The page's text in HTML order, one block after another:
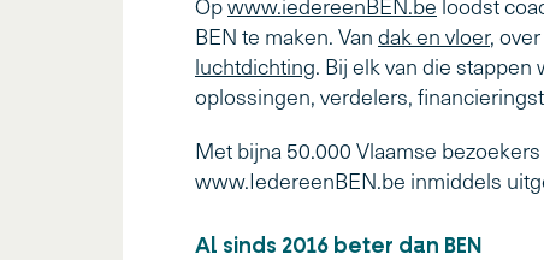
Opwww.iedereenBEN.be loodst
BEN te maken. Van dak en vloer, over
luchtdichting. Bij elk van die
oplossingen, verdelers,
Met bijna 50.000 Vlaamse
www.IedereenBEN.be inmiddels
Al sinds 2016 beter dan BEN